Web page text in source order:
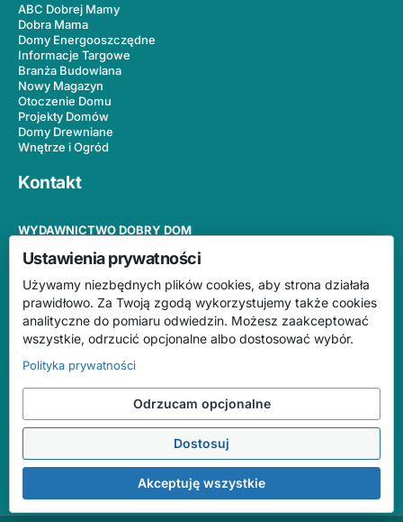
ABC Dobrej Mamy
Dobra Mama
Domy Energooszczędne
Informacje Targowe
Branża Budowlana
Nowy Magazyn
Otoczenie Domu
Projekty Domów
Domy Drewniane
Wnętrze i Ogród
Kontakt
WYDAWNICTWO DOBRY DOM
35-302 Rzeszów
tel.+48 17 852 52 20
redakcja@wydawnictwodobrydom.pl
Redakcja
Współpraca
Kontakt
Ustawienia prywatności
Używamy niezbędnych plików cookies, aby strona działała
prawidłowo. Za Twoją zgodą wykorzystujemy także cookies
analityczne do pomiaru odwiedzin. Możesz zaakceptować
wszystkie, odrzucić opcjonalne albo dostosować wybór.
Polityka prywatności
Odrzucam opcjonalne
Dostosuj
Akceptuję wszystkie